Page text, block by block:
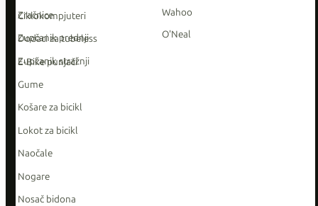
Zračnice
Zupčanik prednji
Zupčanik stražnji
Ciklokompjuteri
Dodaci za tubeless
E-Bike punjači
Gume
Košare za bicikl
Lokot za bicikl
Naočale
Nogare
Nosač bidona
Wahoo
O'Neal